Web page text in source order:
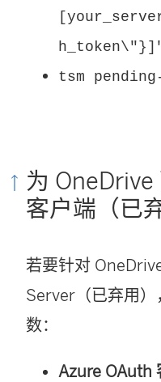
tsm
为
客户端（已
若要针对
Server（已弃用
数：
Azure OAuth